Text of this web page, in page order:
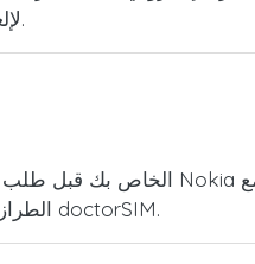
لإلغاء قفل الهاتف المحمول، يجب أن تتمكن من الوصول إلى لوحة المفاتيح وقوائم الهاتف.
من doctorSIM.